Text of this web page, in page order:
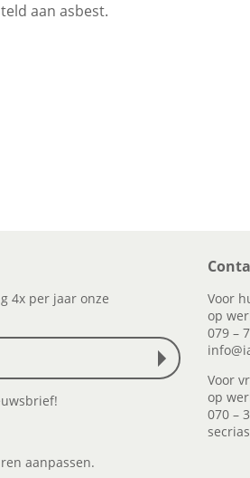
aan asbest.
4x per jaar onze
aanpassen.
Voor
op
079 –
Voor
op
070 –